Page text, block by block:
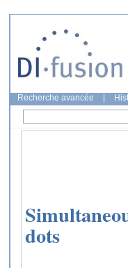
Recherche avancée
dots